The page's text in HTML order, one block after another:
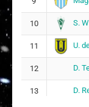
10 S.
11 U.
12 D.
13 D.